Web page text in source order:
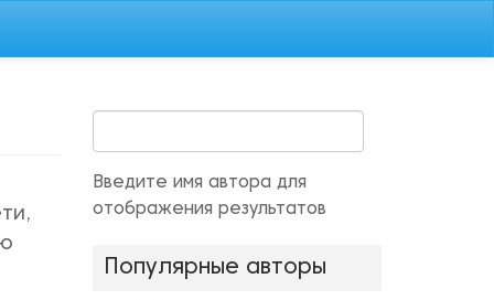
Введите имя автора для
отображения результатов
Популярные авторы